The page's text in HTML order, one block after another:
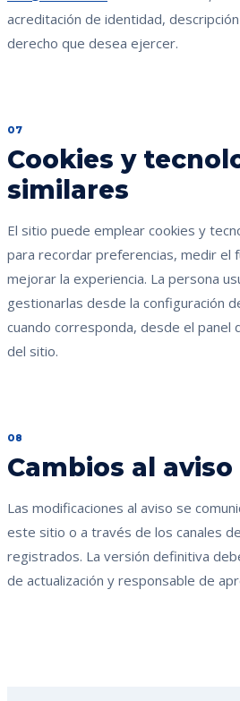
acreditación de identidad,
derecho que desea ejercer.
07
Cookies y
similares
El sitio puede emplear cookies y
para recordar preferencias, medir el
mejorar la experiencia. La persona
gestionarlas desde la configuración
cuando corresponda, desde el panel
del sitio.
08
Cambios al aviso
Las modificaciones al aviso se
este sitio o a través de los canales
registrados. La versión definitiva
de actualización y responsable de